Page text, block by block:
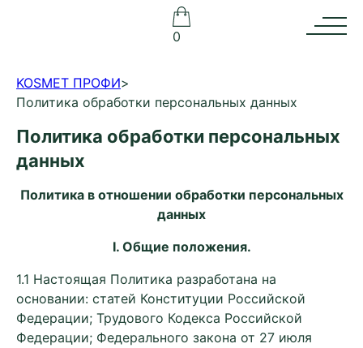
0
KOSMET ПРОФИ>
Политика обработки персональных данных
Политика обработки персональных
данных
Политика в отношении обработки персональных
данных
I. Общие положения.
1.1 Настоящая Политика разработана на
основании: статей Конституции Российской
Федерации; Трудового Кодекса Российской
Федерации; Федерального закона от 27 июля